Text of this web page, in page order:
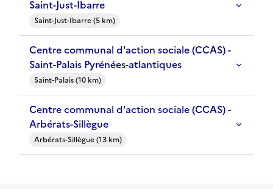
Saint-Just-Ibarre
Saint-Just-Ibarre (5 km)
Centre communal d'action sociale (CCAS) -
Saint-Palais Pyrénées-atlantiques
Saint-Palais (10 km)
Centre communal d'action sociale (CCAS) -
Arbérats-Sillègue
Arbérats-Sillègue (13 km)